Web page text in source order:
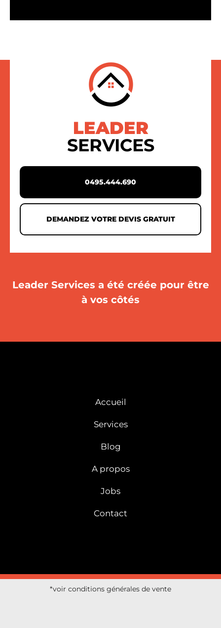
LEADER
SERVICES
0495.444.690
DEMANDEZ VOTRE DEVIS GRATUIT
Leader Services a été créée pour être
à vos côtés
Accueil
Services
Blog
A propos
Jobs
Contact
*voir conditions générales de vente